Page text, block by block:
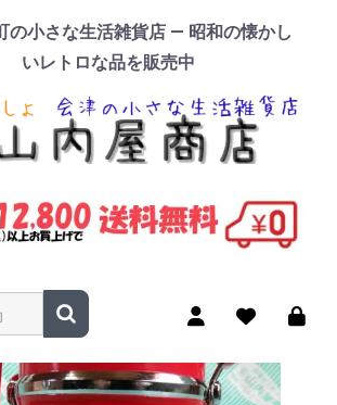
の小さな生活雑貨店 — 昭和の懐かし
いレトロな品を販売中
ドを入力